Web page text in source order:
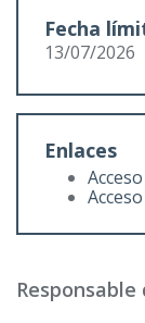
Fecha
13/07/2026
Enlaces